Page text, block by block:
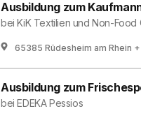
Ausbildung zum
beiKiK Textilien und Non-Food
65385 Rüdesheim am Rhein
Ausbildung zum
beiEDEKA Pessios